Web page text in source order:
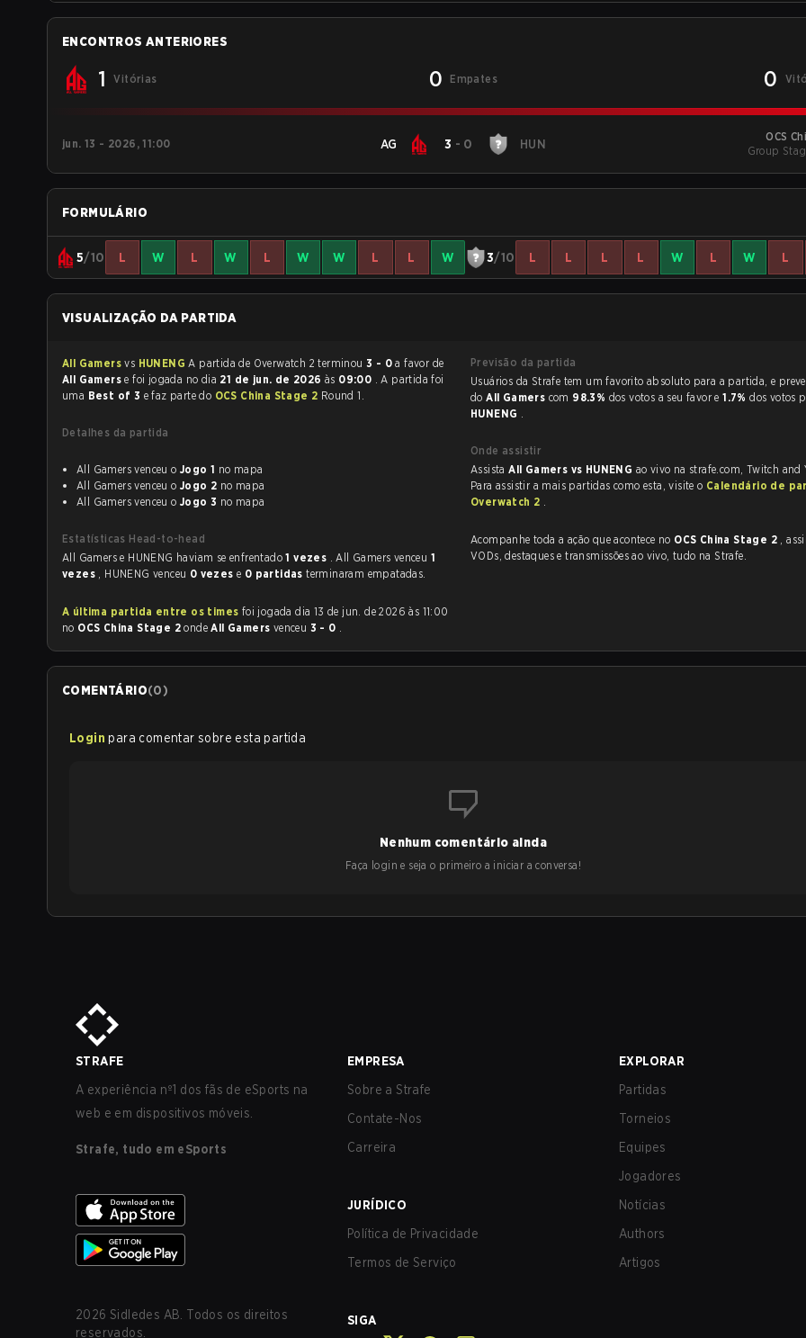
ENCONTROS ANTERIORES
1 Vitórias 0 Empates 0
jun. 13 - 2026, 11:00 AG 3 - 0 HUN
OCS
Group
FORMULÁRIO
5/10 L W L W L W W L L W 3/10 L L L L W L W L
VISUALIZAÇÃO DA PARTIDA
All Gamersvs HUNENG A partida de Overwatch 2 terminou 3 - 0 a favor de
All Gamers
e foi jogada no dia 21 de jun. de 2026 às 09:00 . A partida foi
uma Best of 3 e faz parte do OCS China Stage 2 Round 1.
Detalhes da partida
All Gamers venceu o Jogo 1 no mapa
All Gamers venceu o Jogo 2 no mapa
All Gamers venceu o Jogo 3 no mapa
Estatísticas Head-to-head
All Gamers e HUNENG haviam se enfrentado1 vezes . All Gamers venceu 1
vezes , HUNENG venceu 0 vezes e 0 partidasterminaram empatadas.
A última partida entre os times
no OCS China Stage 2ondeAll Gamers venceu 3 - 0 .
Previsão da partida
Usuários da Strafe tem um favorito absoluto para a partida, e preveem a vitória
doAll Gamers com 98.3% dos votos a seu favor e1.7%dos votos
HUNENG .
Onde assistir
AssistaAll Gamers vs HUNENG ao vivo na strafe.com, Twitch and
Para assistir a mais partidas como esta, visite o Calendário de
Overwatch 2 .
Acompanhe toda a ação que acontece no OCS China Stage 2 , assim
VODs, destaques e transmissões ao vivo, tudo na Strafe.
COMENTÁRIO(0)
Login para comentar sobre esta partida
Nenhum comentário ainda
Faça login e seja o primeiro a iniciar a conversa!
STRAFE
A experiência nº1 dos fãs de eSports na
web e em dispositivos móveis.
Strafe, tudo em eSports
2026 Sidledes AB. Todos os direitos
reservados.
EMPRESA
Sobre a Strafe
Contate-Nos
Carreira
JURÍDICO
Política de Privacidade
Termos de Serviço
SIGA
EXPLORAR
Partidas
Torneios
Equipes
Jogadores
Notícias
Authors
Artigos